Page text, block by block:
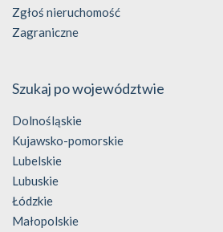
Zgłoś nieruchomość
Zagraniczne
Szukaj po województwie
Dolnośląskie
Kujawsko-pomorskie
Lubelskie
Lubuskie
Łódzkie
Małopolskie